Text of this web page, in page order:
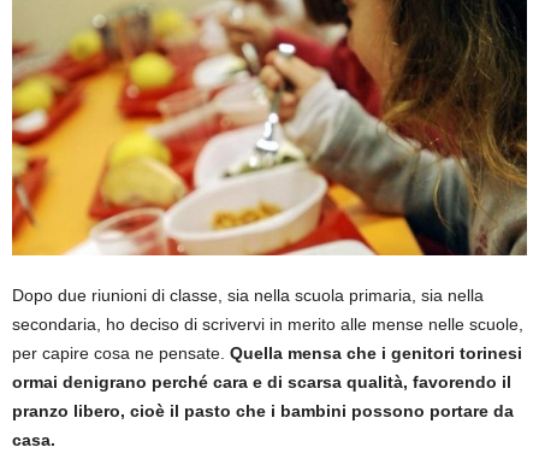
Dopo due riunioni di classe, sia nella scuola primaria, sia nella
secondaria, ho deciso di scrivervi in merito alle mense nelle scuole,
per capire cosa ne pensate. Quella mensa che i genitori torinesi
ormai denigrano perché cara e di scarsa qualità, favorendo il
pranzo libero, cioè il pasto che i bambini possono portare da
casa.